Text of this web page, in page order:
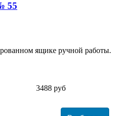
55
ящике ручной работы.
3488 руб